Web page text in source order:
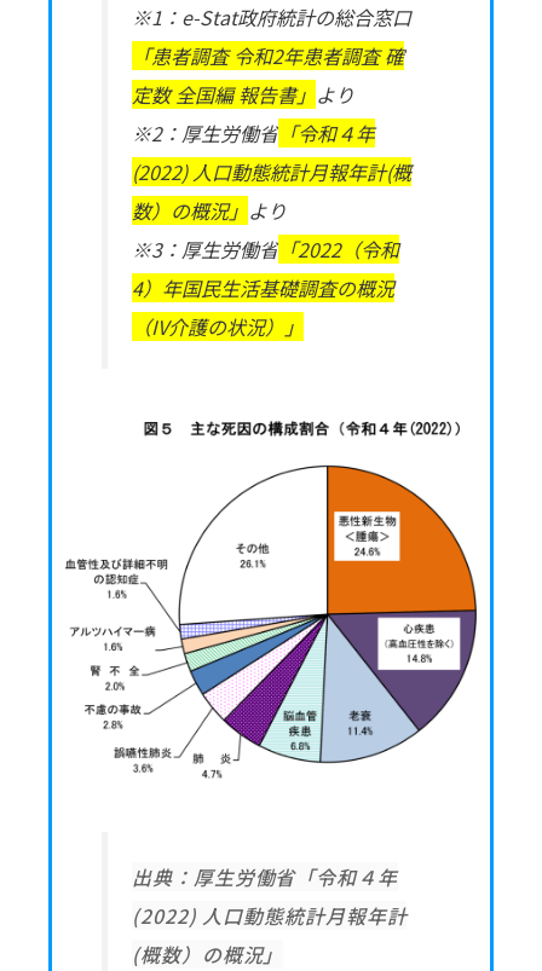
※1：e-Stat政府統計の総合窓口
「患者調査 令和2年患者調査 確
定数 全国編 報告書」 より
※2：厚生労働省 「令和４年
(2022) 人口動態統計月報年計(概
数）の概況」 より
※3：厚生労働省 「2022（令和
4）年国民生活基礎調査の概況
（IV介護の状況）」
出典：厚生労働省「令和４年
(2022) 人口動態統計月報年計
(概数）の概況」